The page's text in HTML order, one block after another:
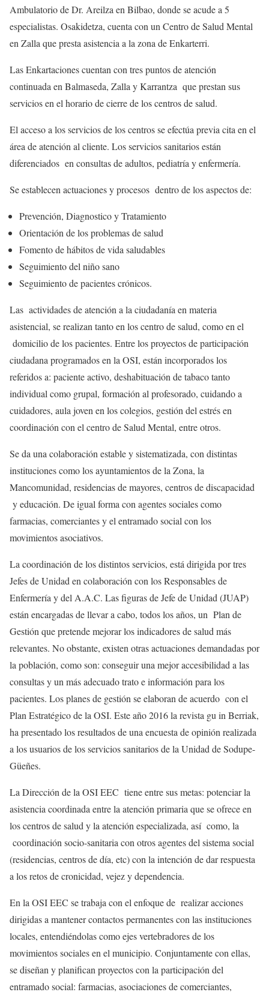
Ambulatorio de Dr. Areilza en Bilbao, donde se acude a 5
especialistas. Osakidetza, cuenta con un Centro de Salud Mental
en Zalla que presta asistencia a la zona de Enkarterri.
Las Enkartaciones cuentan con tres puntos de atención
continuada en Balmaseda, Zalla y Karrantza que prestan sus
servicios en el horario de cierre de los centros de salud.
El acceso a los servicios de los centros se efectúa previa cita en el
área de atención al cliente. Los servicios sanitarios están
diferenciados en consultas de adultos, pediatría y enfermería.
Se establecen actuaciones y procesos dentro de los aspectos de:
Prevención, Diagnostico y Tratamiento
Orientación de los problemas de salud
Fomento de hábitos de vida saludables
Seguimiento del niño sano
Seguimiento de pacientes crónicos.
Las actividades de atención a la ciudadanía en materia
asistencial, se realizan tanto en los centro de salud, como en el
domicilio de los pacientes. Entre los proyectos de participación
ciudadana programados en la OSI, están incorporados los
referidos a: paciente activo, deshabituación de tabaco tanto
individual como grupal, formación al profesorado, cuidando a
cuidadores, aula joven en los colegios, gestión del estrés en
coordinación con el centro de Salud Mental, entre otros.
Se da una colaboración estable y sistematizada, con distintas
instituciones como los ayuntamientos de la Zona, la
Mancomunidad, residencias de mayores, centros de discapacidad
y educación. De igual forma con agentes sociales como
farmacias, comerciantes y el entramado social con los
movimientos asociativos.
La coordinación de los distintos servicios, está dirigida por tres
Jefes de Unidad en colaboración con los Responsables de
Enfermería y del A.A.C. Las figuras de Jefe de Unidad (JUAP)
están encargadas de llevar a cabo, todos los años, un Plan de
Gestión que pretende mejorar los indicadores de salud más
relevantes. No obstante, existen otras actuaciones demandadas por
la población, como son: conseguir una mejor accesibilidad a las
consultas y un más adecuado trato e información para los
pacientes. Los planes de gestión se elaboran de acuerdo con el
Plan Estratégico de la OSI. Este año 2016 la revista gu in Berriak,
ha presentado los resultados de una encuesta de opinión realizada
a los usuarios de los servicios sanitarios de la Unidad de Sodupe-
Güeñes.
La Dirección de la OSI EEC tiene entre sus metas: potenciar la
asistencia coordinada entre la atención primaria que se ofrece en
los centros de salud y la atención especializada, así como, la
coordinación socio-sanitaria con otros agentes del sistema social
(residencias, centros de día, etc) con la intención de dar respuesta
a los retos de cronicidad, vejez y dependencia.
En la OSI EEC se trabaja con el enfoque de realizar acciones
dirigidas a mantener contactos permanentes con las instituciones
locales, entendiéndolas como ejes vertebradores de los
movimientos sociales en el municipio. Conjuntamente con ellas,
se diseñan y planifican proyectos con la participación del
entramado social: farmacias, asociaciones de comerciantes,